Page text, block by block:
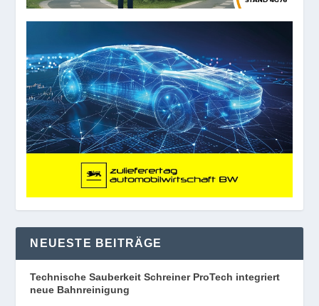
NEUESTE BEITRÄGE
Technische Sauberkeit Schreiner ProTech integriert
neue Bahnreinigung